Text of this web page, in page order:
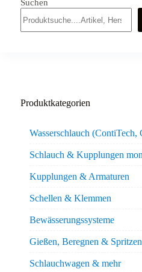
Suchen
Produktkategorien
Wasserschlauch (ContiTech,
Schlauch & Kupplungen
Kupplungen & Armaturen
Schellen & Klemmen
Bewässerungssysteme
Gießen, Beregnen & Spritzen
Schlauchwagen & mehr